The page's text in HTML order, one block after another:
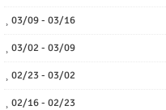
03/09 - 03/16
03/02 - 03/09
02/23 - 03/02
02/16 - 02/23